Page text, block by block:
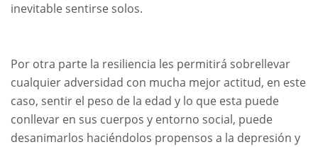
inevitable sentirse solos.
Por otra parte la resiliencia les permitirá sobrellevar
cualquier adversidad con mucha mejor actitud, en este
caso, sentir el peso de la edad y lo que esta puede
conllevar en sus cuerpos y entorno social, puede
desanimarlos haciéndolos propensos a la depresión y